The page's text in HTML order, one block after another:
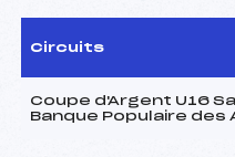
Circuits
Coupe d'Argent U16
Banque Populaire des